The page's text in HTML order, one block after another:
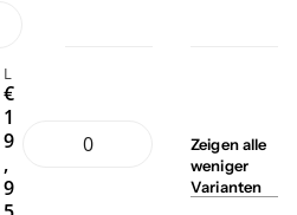
L
€
1
9
,
9
Zeigenalle
weniger
Varianten